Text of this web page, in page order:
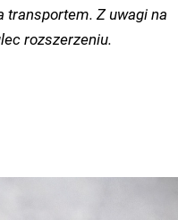
transportem. Z uwagi na
rozszerzeniu.